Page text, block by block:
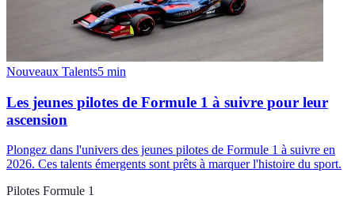
Nouveaux Talents5 min
Les jeunes pilotes de Formule 1 à suivre pour leur
ascension
Plongez dans l'univers des jeunes pilotes de Formule 1 à suivre en
2026. Ces talents émergents sont prêts à marquer l'histoire du sport.
Pilotes Formule 1